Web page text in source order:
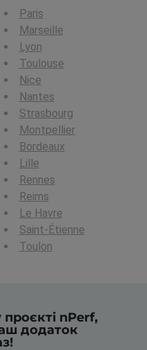
Paris
Marseille
Lyon
Toulouse
Nice
Nantes
Strasbourg
Montpellier
Bordeaux
Lille
Rennes
Reims
Le Havre
Saint-Étienne
Toulon
проєкті nPerf,
додаток